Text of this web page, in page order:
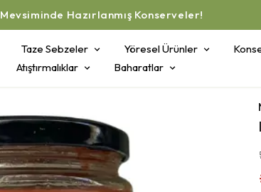
Mevsiminde Hazırlanmış Konserveler!
Taze Sebzeler Yöresel Ürünler
Atıştırmalıklar
Baharatlar